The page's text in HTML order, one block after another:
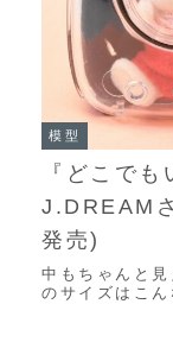
模型
『どこで
J.DREAM
発売)
中もちゃんと
のサイズはこん